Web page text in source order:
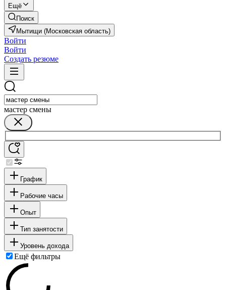
Ещё
Поиск
Мытищи (Московская область)
Войти
Войти
Создать резюме
мастер смены
График
Рабочие часы
Опыт
Тип занятости
Уровень дохода
Ещё фильтры